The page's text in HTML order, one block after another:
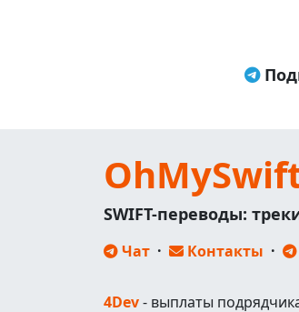
SWIFT-переводы:
Чат · Контакты ·
4Dev- выплаты